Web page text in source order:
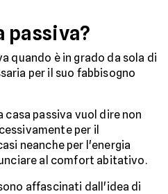
passiva?
quando è in grado da sola di
per il suo fabbisogno
casa passiva vuol dire non
per il
neanche per l'energia
al comfort abitativo.
affascinati dall'idea di